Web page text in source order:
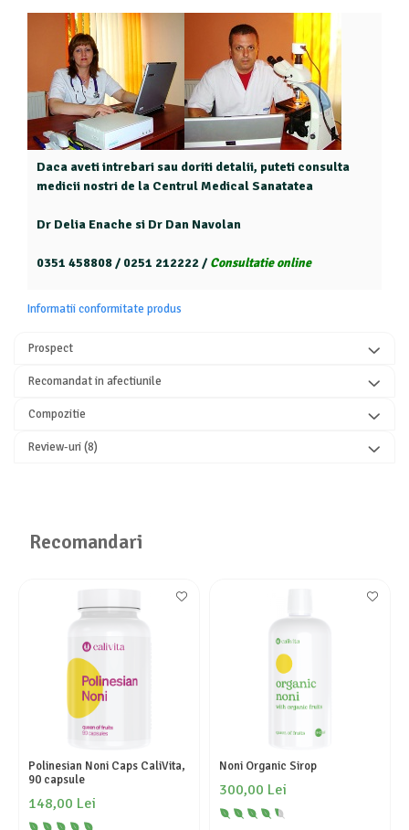
Daca aveti intrebari sau doriti detalii, puteti consulta
medicii nostri de la Centrul Medical Sanatatea
Dr Delia Enache si Dr Dan Navolan
0351 458808 / 0251 212222 / Consultatie online
Informatii conformitate produs
Prospect
Recomandat in afectiunile
Compozitie
Review-uri(8)
Recomandari
Polinesian Noni Caps CaliVita,
90 capsule
148,00 Lei
Noni Organic Sirop
300,00 Lei